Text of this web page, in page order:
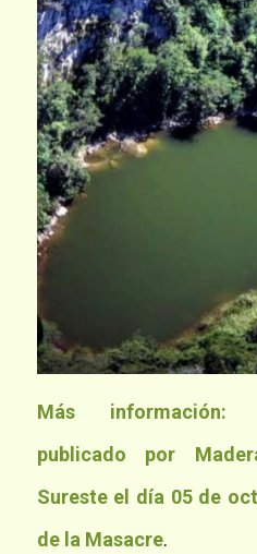
Más información:
publicado por
Sureste el día 05 de
de la Masacre.